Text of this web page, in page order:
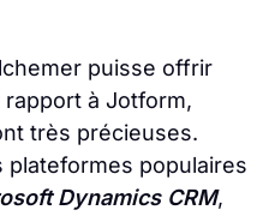
puisse offrir
rapport à Jotform,
très précieuses.
populaires
Dynamics CRM,